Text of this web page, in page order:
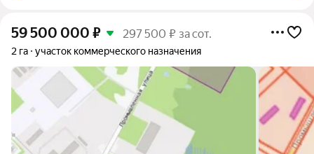
59 500 000 ₽ 297 500 ₽ за сот.
2 га участок коммерческого назначения